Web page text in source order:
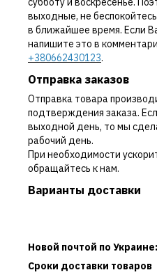
выходные, не
в ближайшее время. Если
напишите это в
+380662430123.
Отправка заказов
Отправка товара
подтверждения заказа.
выходной день, то мы
рабочий день.
При необходимости
обращайтесь к нам.
Варианты доставки
Новой почтой по Украине:
Сроки доставки товаров